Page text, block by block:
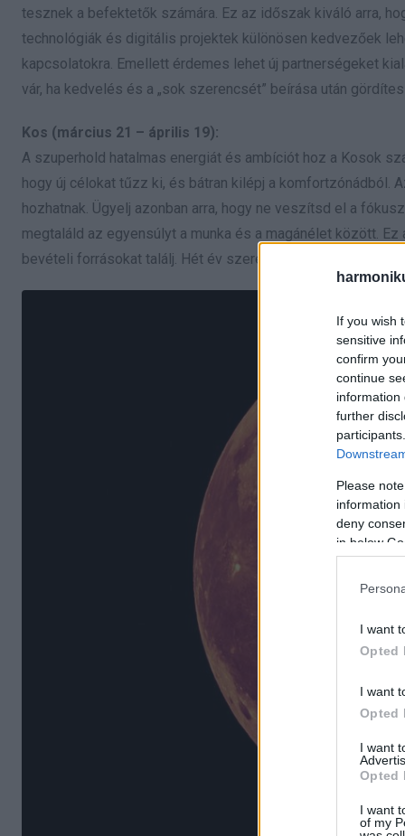
If you wish
sensitive
confirm
continue
information
further
Please
information
deny
in below
I want
Opted
I want
Opted
I want
Opted
I want
of my
tesznek a befektetők számára. Ez az időszak kiváló arra,
technológiák és digitális projektek különösen kedvezőek
kapcsolatokra. Emellett érdemes lehet új partnerségeket
vár, ha kedvelés és a „sok szerencsét” beírása után
Kos (március 21 – április 19):
A szuperhold hatalmas energiát és ambíciót hoz a Kosok
hogy új célokat tűzz ki, és bátran kilépj a komfortzónádból.
hozhatnak. Ügyelj azonban arra, hogy ne veszítsd el a
megtaláld az egyensúlyt a munka és a magánélet között.
bevételi forrásokat találj. Hét év szerencse vár, ha kedvelés